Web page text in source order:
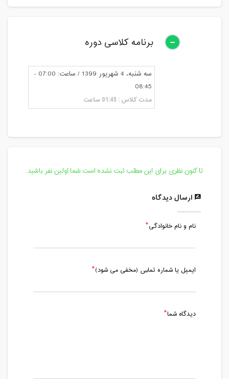
برنامه کلاسی دوره
سه شنبه، 4 شهریور 1399 / ساعت: 07:00 -
08:45
مدت کلاس : 01:45 ساعت
تا کنون نظری برای این مطلب ثبت نشده است.شما اولین نفر باشید.
ارسال دیدگاه
نام و نام خانوادگی
ایمیل یا شماره تماس (مخفی می شود)
دیدگاه شما